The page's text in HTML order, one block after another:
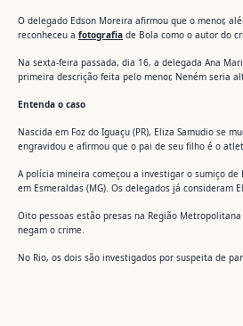
O delegado Edson Moreira afirmou que o menor,
reconheceu a fotografia de Bola como o autor do
Na sexta-feira passada, dia 16, a delegada Ana
primeira descrição feita pelo menor, Neném seria
Entenda o caso
Nascida em Foz do Iguaçu (PR), Eliza Samudio se
engravidou e afirmou que o pai de seu filho é o
A polícia mineira começou a investigar o sumiço
em Esmeraldas (MG). Os delegados já consideram
Oito pessoas estão presas na Região
negam o crime.
No Rio, os dois são investigados por suspeita de